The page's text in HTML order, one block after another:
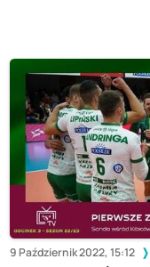
9 Październik 2022, 15:12